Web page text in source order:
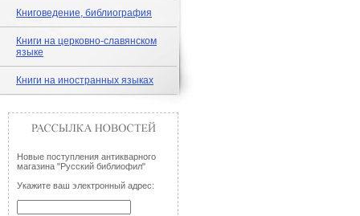
Книговедение, библиография
Книги на церковно-славянском
языке
Книги на иностранных языках
Новые поступления антикварного
магазина "Русский библиофил"
Укажите ваш электронный адрес: